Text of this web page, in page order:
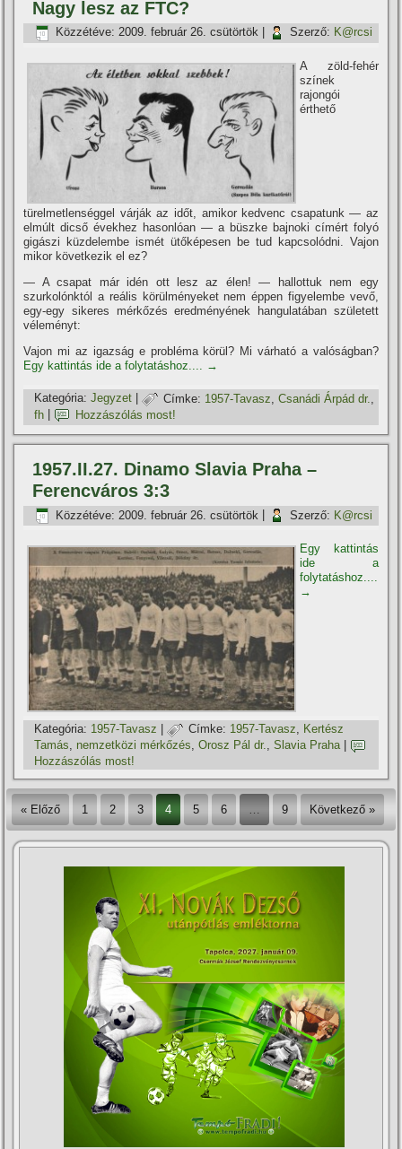
Nagy lesz az FTC?
Közzétéve: 2009. február 26. csütörtök Szerző: K@rcsi
A zöld-fehér
szí­nek
rajongói
érthető
türelmetlenséggel várják az időt, amikor kedvenc csapatunk — az
elmúlt dicső évekhez hasonlóan — a büszke bajnoki cí­mért folyó
gigászi küzdelembe ismét ütőképesen be tud kapcsolódni. Vajon
mikor következik el ez?
— A csapat már idén ott lesz az élen! — hallottuk nem egy
szurkolónktól a reális körülményeket nem éppen figyelembe vevő,
egy-egy sikeres mérkőzés eredményének hangulatában született
véleményt:
Vajon mi az igazság e probléma körül? Mi várható a valóságban?
Egy kattintás ide a folytatáshoz.... →
Kategória: Jegyzet | Címke: 1957-Tavasz ,Csanádi Árpád dr.
fh
Hozzászólás most!
1957.II.27. Dinamo Slavia Praha –
Ferencváros 3:3
Közzétéve: 2009. február 26. csütörtök Szerző: K@rcsi
Egy kattintás
ide a
folytatáshoz....
→
Kategória: 1957-Tavasz | Címke: 1957-Tavasz, Kertész
Tamás, nemzetközi mérkőzés,Orosz Pál dr.,Slavia Praha|
Hozzászólás most!
« Előző 1 2 3 4 5 6 9 Következő »